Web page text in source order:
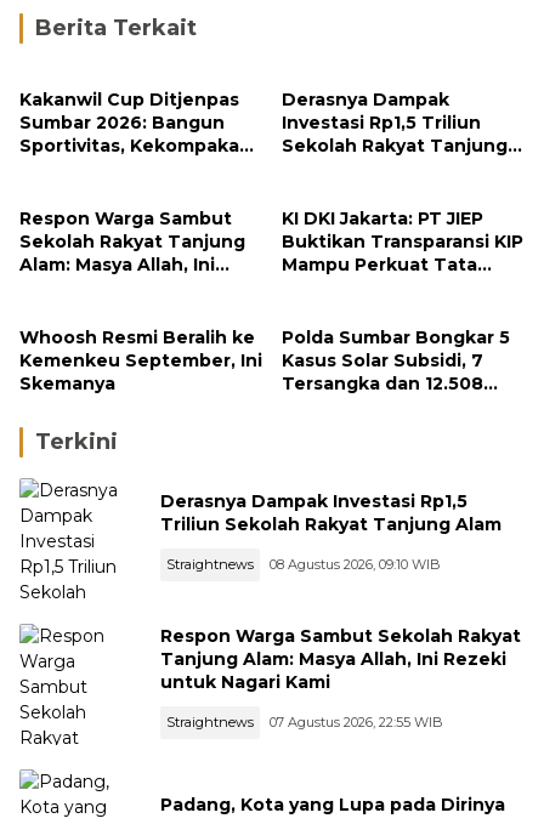
Berita Terkait
Kakanwil Cup Ditjenpas
Sumbar 2026: Bangun
Sportivitas, Kekompakan
Derasnya Dampak
Investasi Rp1,5 Triliun
Sekolah Rakyat Tanjung
Respon Warga Sambut
Sekolah Rakyat Tanjung
Alam: Masya Allah, Ini
KI DKI Jakarta: PT JIEP
Buktikan Transparansi KIP
Mampu Perkuat Tata
Whoosh Resmi Beralih ke
Kemenkeu September, Ini
Skemanya
Polda Sumbar Bongkar 5
Kasus Solar Subsidi, 7
Tersangka dan 12.508
Terkini
Derasnya Dampak Investasi Rp1,5
Triliun Sekolah Rakyat Tanjung Alam
Straightnews 08 Agustus 2026, 09:10 WIB
Respon Warga Sambut Sekolah Rakyat
Tanjung Alam: Masya Allah, Ini Rezeki
untuk Nagari Kami
Straightnews 07 Agustus 2026, 22:55 WIB
Padang, Kota yang Lupa pada Dirinya